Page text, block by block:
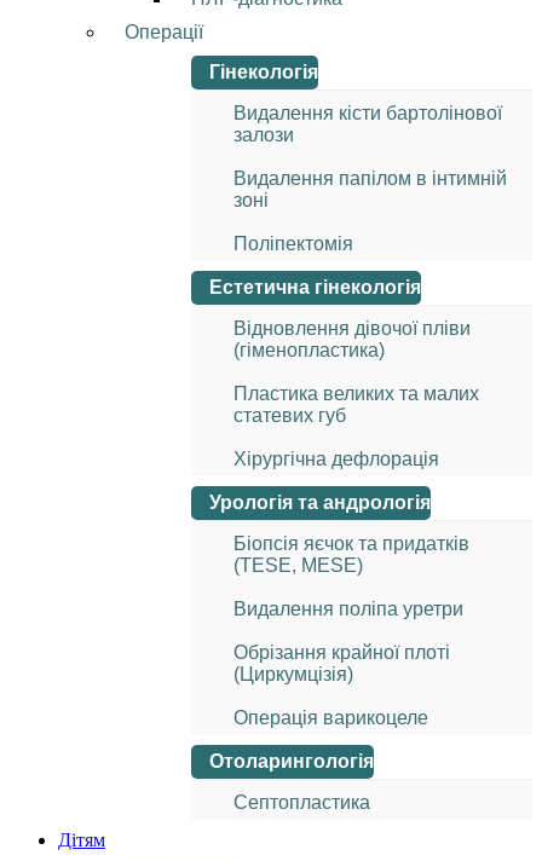
Операції
Гінекологія
Видалення кісти бартолінової
залози
Видалення папілом в інтимній
зоні
Поліпектомія
Естетична гінекологія
Відновлення дівочої пліви
(гіменопластика)
Пластика великих та малих
статевих губ
Хірургічна дефлорація
Урологія та андрологія
Біопсія яєчок та придатків
(TESE, MESE)
Видалення поліпа уретри
Обрізання крайної плоті
(Циркумцізія)
Операція варикоцеле
Отоларингологія
Септопластика
Дітям